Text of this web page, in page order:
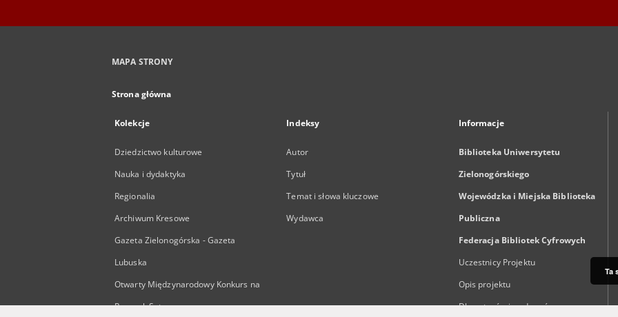
MAPA STRONY
Strona główna
Kolekcje
Dziedzictwo kulturowe
Nauka i dydaktyka
Regionalia
Archiwum Kresowe
Gazeta Zielonogórska - Gazeta
Lubuska
Otwarty Międzynarodowy Konkurs na
Rysunek Satyryczny
Indeksy
Autor
Tytuł
Temat i słowa kluczowe
Wydawca
Informacje
Biblioteka Uniwersytetu
Zielonogórskiego
Wojewódzka i Miejska Biblioteka
Publiczna
Federacja Bibliotek Cyfrowych
Uczestnicy Projektu
Opis projektu
Dla autorów i wydawców
Ta